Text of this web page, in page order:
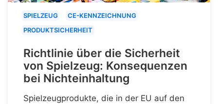
SPIELZEUG
CE-KENNZEICHNUNG
PRODUKTSICHERHEIT
Richtlinie über die Sicherheit
von Spielzeug: Konsequenzen
bei Nichteinhaltung
Spielzeugprodukte, die in der EU auf den